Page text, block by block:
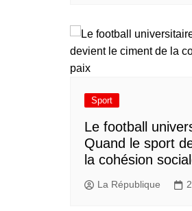
Sport
Le football
Quand le sport
la cohésion
La République